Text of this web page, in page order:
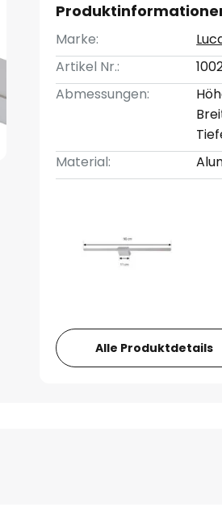
Marke:
Artikel Nr.:
Abmessungen:
Material:
Alle Produktdetails